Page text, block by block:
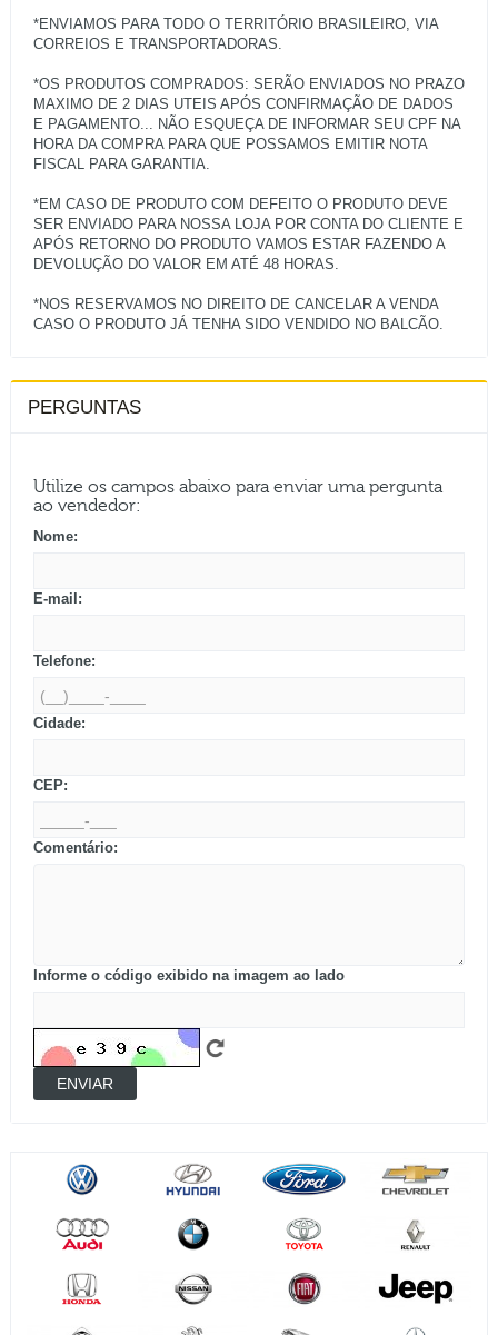
*ENVIAMOS PARA TODO O TERRITÓRIO BRASILEIRO, VIA
CORREIOS E TRANSPORTADORAS.
*OS PRODUTOS COMPRADOS: SERÃO ENVIADOS NO PRAZO
MAXIMO DE 2 DIAS UTEIS APÓS CONFIRMAÇÃO DE DADOS
E PAGAMENTO... NÃO ESQUEÇA DE INFORMAR SEU CPF NA
HORA DA COMPRA PARA QUE POSSAMOS EMITIR NOTA
FISCAL PARA GARANTIA.
*EM CASO DE PRODUTO COM DEFEITO O PRODUTO DEVE
SER ENVIADO PARA NOSSA LOJA POR CONTA DO CLIENTE E
APÓS RETORNO DO PRODUTO VAMOS ESTAR FAZENDO A
DEVOLUÇÃO DO VALOR EM ATÉ 48 HORAS.
*NOS RESERVAMOS NO DIREITO DE CANCELAR A VENDA
PERGUNTAS
Utilize os campos abaixo para enviar uma pergunta
ao vendedor:
Nome:
E-mail:
Telefone:
Cidade:
CEP:
Comentário:
Informe o código exibido na imagem ao lado
ENVIAR